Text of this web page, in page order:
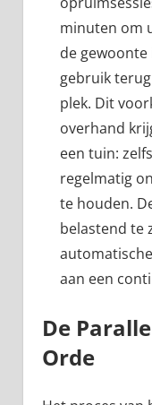
minuten om
de
gebruik
plek. Dit
overhand
een tuin:
regelmatig
te houden.
belastend te
aan een
De
Orde